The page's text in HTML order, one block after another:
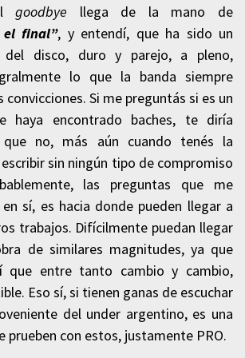
goodbye llega de la mano de
el final”, y entendí, que ha sido un
del disco, duro y parejo, a pleno,
lo que la banda siempre
convicciones. Si me preguntás si es un
haya encontrado baches, te diría
que no, más aún cuando tenés la
sin ningún tipo de compromiso
las preguntas que me
sí, es hacia donde pueden llegar a
trabajos. Difícilmente puedan llegar
de similares magnitudes, ya que
que entre tanto cambio y cambio,
Eso sí, si tienen ganas de escuchar
del under argentino, es una
prueben con estos, justamente PRO.